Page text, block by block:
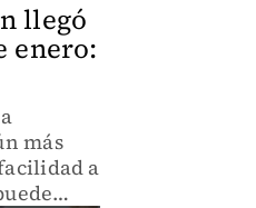
llegó
enero:
más
a